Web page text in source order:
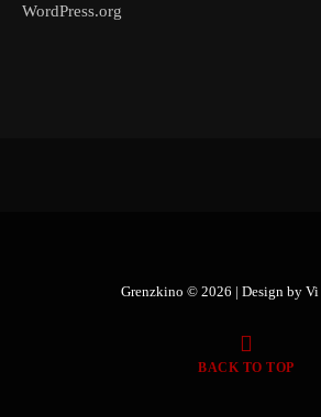
WordPress.org
Grenzkino © 2026 | Design by Vi
BACK TO TOP